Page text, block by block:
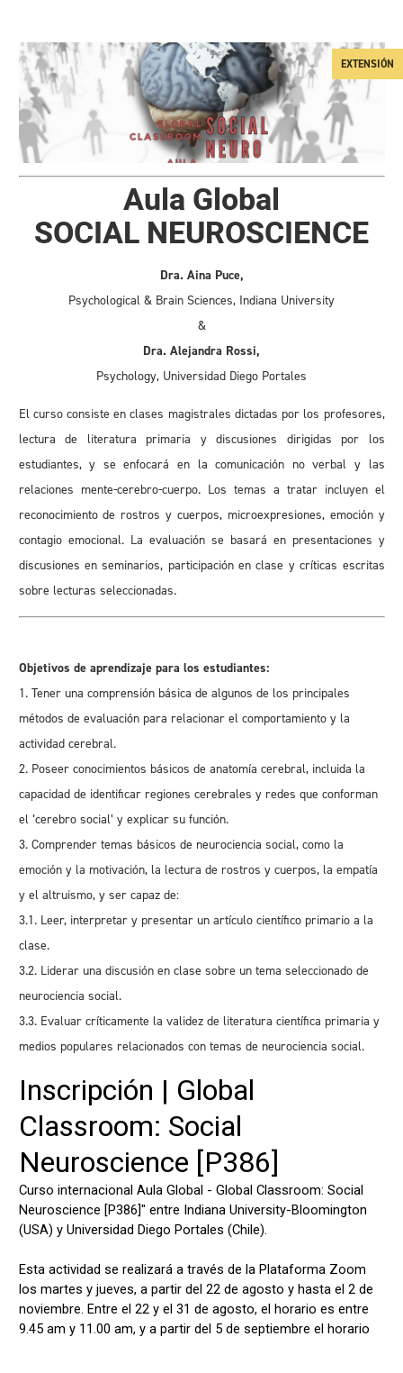
EXTENSIÓN
Aula Global
SOCIAL NEUROSCIENCE
Dra. Aina Puce,
Psychological & Brain Sciences, Indiana University
&
Dra. Alejandra Rossi,
Psychology, Universidad Diego Portales
El curso consiste en clases magistrales dictadas por los profesores,
lectura de literatura primaria y discusiones dirigidas por los
estudiantes, y se enfocará en la comunicación no verbal y las
relaciones mente-cerebro-cuerpo. Los temas a tratar incluyen el
reconocimiento de rostros y cuerpos, microexpresiones, emoción y
contagio emocional. La evaluación se basará en presentaciones y
discusiones en seminarios, participación en clase y críticas escritas
sobre lecturas seleccionadas.
Objetivos de aprendizaje para los estudiantes:
1. Tener una comprensión básica de algunos de los principales
métodos de evaluación para relacionar el comportamiento y la
actividad cerebral.
2. Poseer conocimientos básicos de anatomía cerebral, incluida la
capacidad de identificar regiones cerebrales y redes que conforman
el ‘cerebro social’ y explicar su función.
3. Comprender temas básicos de neurociencia social, como la
emoción y la motivación, la lectura de rostros y cuerpos, la empatía
y el altruismo, y ser capaz de:
3.1. Leer, interpretar y presentar un artículo científico primario a la
clase.
3.2. Liderar una discusión en clase sobre un tema seleccionado de
neurociencia social.
3.3. Evaluar críticamente la validez de literatura científica primaria y
medios populares relacionados con temas de neurociencia social.